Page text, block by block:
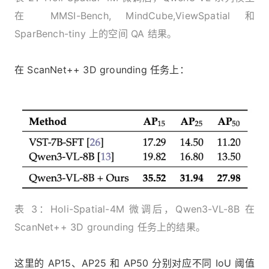
在 MMSI-Bench, MindCube,ViewSpatial 和
SparBench-tiny 上的空间 QA 结果。
在 ScanNet++ 3D grounding 任务上：
表 3：Holi-Spatial-4M 微调后，Qwen3-VL-8B 在
ScanNet++ 3D grounding 任务上的结果。
这里的 AP15、AP25 和 AP50 分别对应不同 IoU 阈值